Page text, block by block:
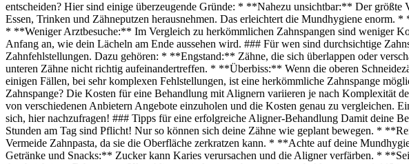
entscheiden? Hier sind einige überzeugende Gründe: * **Nahezu unsichtbar:** Der
Essen, Trinken und Zähneputzen herausnehmen. Das erleichtert die Mundhygiene
* **Weniger Arztbesuche:** Im Vergleich zu herkömmlichen Zahnspangen sind weniger
Anfang an, wie dein Lächeln am Ende aussehen wird. ### Für wen sind durchsichtige
Zahnfehlstellungen. Dazu gehören: * **Engstand:** Zähne, die sich überlappen oder
unteren Zähne nicht richtig aufeinandertreffen. * **Überbiss:** Wenn die oberen
einigen Fällen, bei sehr komplexen Fehlstellungen, ist eine herkömmliche Zahnspange
Zahnspange? Die Kosten für eine Behandlung mit Alignern variieren je nach Komplexität
von verschiedenen Anbietern Angebote einzuholen und die Kosten genau zu vergleichen.
sich, hier nachzufragen! ### Tipps für eine erfolgreiche Aligner-Behandlung Damit deine
Stunden am Tag sind Pflicht! Nur so können sich deine Zähne wie geplant bewegen. *
Vermeide Zahnpasta, da sie die Oberfläche zerkratzen kann. * **Achte auf deine
Getränke und Snacks:** Zucker kann Karies verursachen und die Aligner verfärben. *